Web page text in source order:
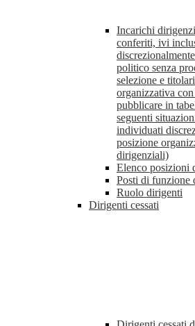
Incarichi
conferiti, ivi
politico senza
selezione e
organizzativa
pubblicare in
seguenti
individuati
posizione
dirigenziali)
Elenco posizioni
Posti di funzione
Ruolo dirigenti
Dirigenti cessati